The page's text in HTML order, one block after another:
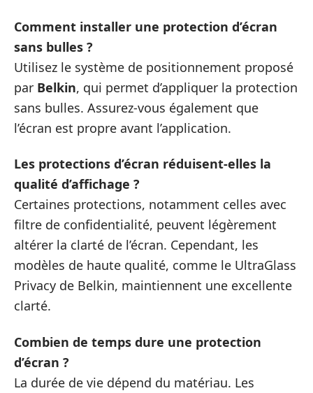
Comment installer une protection d’écran
sans bulles ?
Utilisez le système de positionnement proposé
par Belkin, qui permet d’appliquer la protection
sans bulles. Assurez-vous également que
l’écran est propre avant l’application.
Les protections d’écran réduisent-elles la
qualité d’affichage ?
Certaines protections, notamment celles avec
filtre de confidentialité, peuvent légèrement
altérer la clarté de l’écran. Cependant, les
modèles de haute qualité, comme le UltraGlass
Privacy de Belkin, maintiennent une excellente
clarté.
Combien de temps dure une protection
d’écran ?
La durée de vie dépend du matériau. Les